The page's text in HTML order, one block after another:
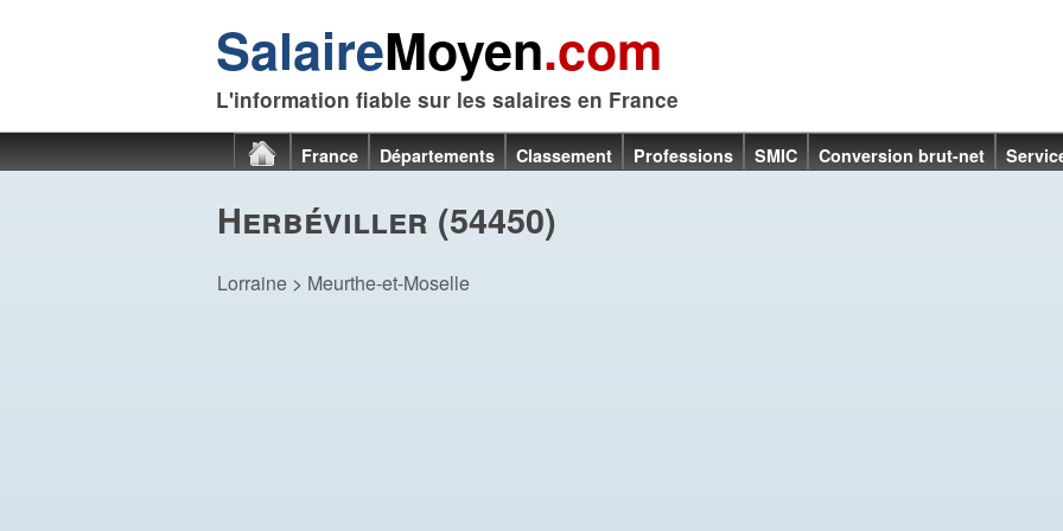
SalaireMoyen.com
L'information fiable sur les salaires en France
France Départements Classement Professions SMIC Conversion brut-net
Herbéviller (54450)
Lorraine > Meurthe-et-Moselle